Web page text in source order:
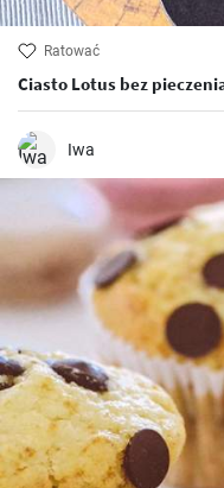
Ratować
Ciasto Lotus bez
Iwa